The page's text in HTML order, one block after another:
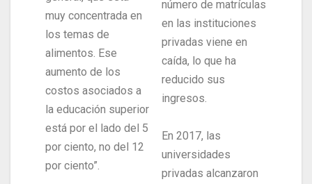
muy concentrada en
los temas de
alimentos. Ese
aumento de los
costos asociados a
la educación superior
está por el lado del 5
por ciento, no del 12
por ciento”.
número de matrículas
en las instituciones
privadas viene en
caída, lo que ha
reducido sus
ingresos.
En 2017, las
universidades
privadas alcanzaron